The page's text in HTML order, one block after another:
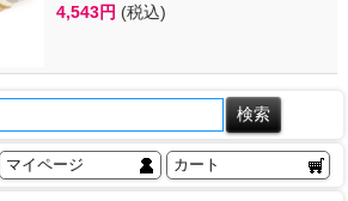
4,543円 (税込)
マイページ カート